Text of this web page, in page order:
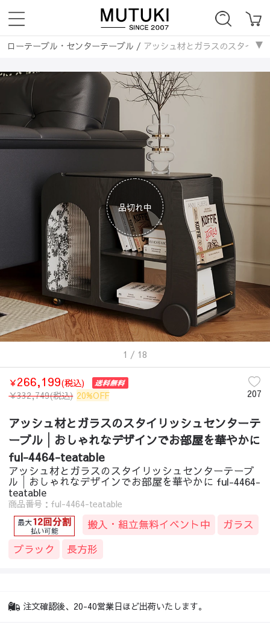
ローテーブル・センターテーブル / アッシュ材とガラスのスタイ
品切れ中
1 / 18
￥266,199(税込)
￥332,749(税込) 20%OFF 207
アッシュ材とガラスのスタイリッシュセンターテ
ーブル│おしゃれなデザインでお部屋を華やかに
ful-4464-teatable
アッシュ材とガラスのスタイリッシュセンターテーブ
ル│おしゃれなデザインでお部屋を華やかに ful-4464-
teatable
商品番号：ful-4464-teatable
搬入・組立無料イベント中
ガラス
ブラック
長方形
注文確認後、20-40営業日ほど出荷いたします。